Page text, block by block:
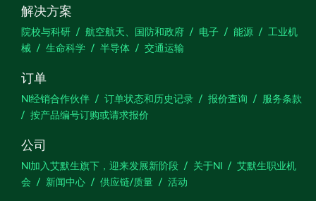
解决方案
院校与科研 航空航天、国防和政府 电子 能源
工业机
械
生命科学 半导体 交通运输
订单
NI经销合作伙伴 订单状态和历史记录 报价查询
服务条款
按产品编号订购或请求报价
公司
NI加入艾默生旗下，迎来发展新阶段 关于NI
艾默生职业机
会
新闻中心 供应链/质量 活动